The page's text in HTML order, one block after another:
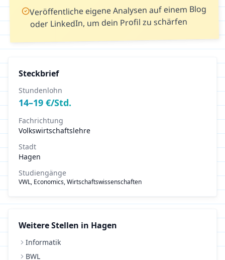
Veröffentliche eigene Analysen auf einem Blog
oder LinkedIn, um dein Profil zu schärfen
Steckbrief
Stundenlohn
14–19 €/Std.
Fachrichtung
Volkswirtschaftslehre
Stadt
Hagen
Studiengänge
VWL, Economics, Wirtschaftswissenschaften
Weitere Stellen in Hagen
Informatik
BWL